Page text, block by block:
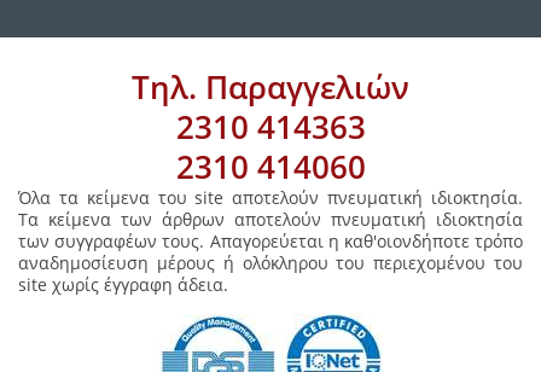
Τηλ. Παραγγελιών
2310 414363
2310 414060
Όλα τα κείμενα του site αποτελούν πνευματική ιδιοκτησία.
Τα κείμενα των άρθρων αποτελούν πνευματική ιδιοκτησία
των συγγραφέων τους. Απαγορεύεται η καθ'οιονδήποτε τρόπο
αναδημοσίευση μέρους ή ολόκληρου του περιεχομένου του
site χωρίς έγγραφη άδεια.